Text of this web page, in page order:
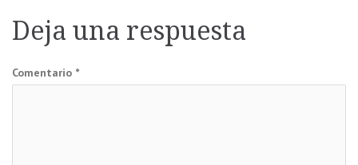
entradas
Deja una respuesta
Comentario *